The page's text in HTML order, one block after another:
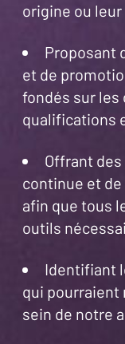
origine ou
Proposant
et de
fondés sur les
qualifications
Offrant
continue et
afin que tous
outils
Identifiant
qui pourraient
sein de notre